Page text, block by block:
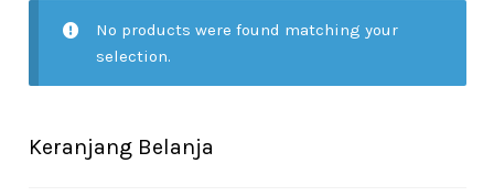
My Account
Cart
Cekresi
No products were found matching your
selection.
Keranjang Belanja